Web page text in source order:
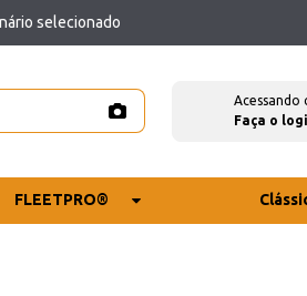
selecionado
Acessando
Faça o
FLEETPRO®